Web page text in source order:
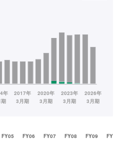
FY05 FY06 FY07 FY08 FY09 FY10